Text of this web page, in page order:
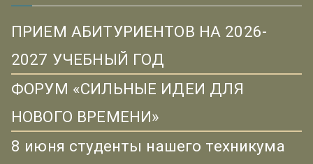
ПРИЕМ АБИТУРИЕНТОВ НА 2026-
2027 УЧЕБНЫЙ ГОД
ФОРУМ «СИЛЬНЫЕ ИДЕИ ДЛЯ
НОВОГО ВРЕМЕНИ»
8 июня студенты нашего техникума